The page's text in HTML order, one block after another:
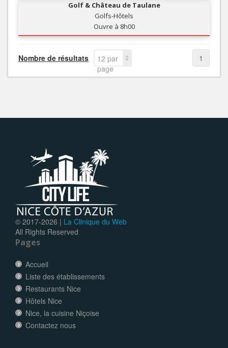
Golf & Château de Taulane
Golfs-Hôtels
Ouvre à 8h00
Nombre de résultats
12 par
page
1
© 2017-2026 | La Clinique du Web
All Rights Reserved
Pages
Accueil
Liste des établissements
Restaurants Nice
Hôtels Nice
Nice, la cuisine Niçoise
Contactez nous